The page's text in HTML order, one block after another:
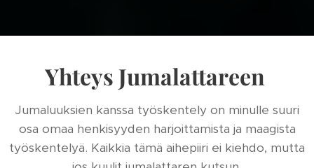
Yhteys Jumalattareen
Jumaluuksien kanssa työskentely on minulle suuri
osa omaa henkisyyden harjoittamista ja maagista
työskentelyä. Kaikkia tämä aihepiiri ei kiehdo, mutta